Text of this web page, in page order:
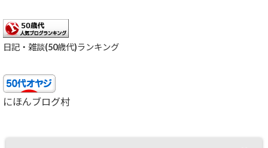
日記・雑談(50歳代)ランキング
にほんブログ村